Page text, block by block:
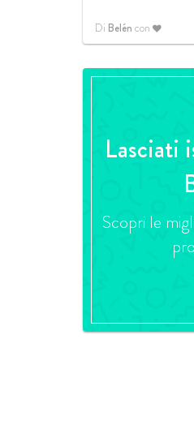
Di Belén con
Lasciati
Scopri le